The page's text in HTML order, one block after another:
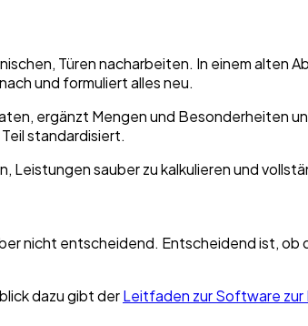
Türen nacharbeiten. In einem alten
und formuliert alles neu.
ergänzt Mengen und Besonderheiten
standardisiert.
Leistungen sauber zu kalkulieren und
nicht entscheidend. Entscheidend ist, ob
dazu gibt derLeitfaden zur Software